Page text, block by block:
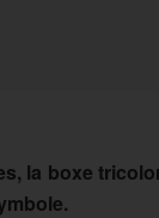
la boxe